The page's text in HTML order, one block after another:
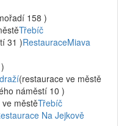
158 )
Třebíč
31 )RestauraceMiava
(restaurace ve městě
náměstí 10 )
městěTřebíč
Na Jejkově